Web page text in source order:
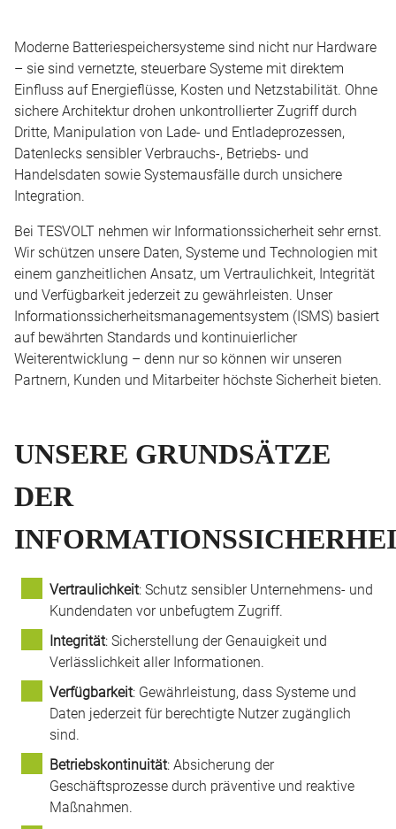
Moderne Batteriespeichersysteme sind nicht nur Hardware
– sie sind vernetzte, steuerbare Systeme mit direktem
Einfluss auf Energieflüsse, Kosten und Netzstabilität. Ohne
sichere Architektur drohen unkontrollierter Zugriff durch
Dritte, Manipulation von Lade- und Entladeprozessen,
Datenlecks sensibler Verbrauchs-, Betriebs- und
Handelsdaten sowie Systemausfälle durch unsichere
Integration.
Bei TESVOLT nehmen wir Informationssicherheit sehr ernst.
Wir schützen unsere Daten, Systeme und Technologien mit
einem ganzheitlichen Ansatz, um Vertraulichkeit, Integrität
und Verfügbarkeit jederzeit zu gewährleisten. Unser
Informationssicherheitsmanagementsystem (ISMS) basiert
auf bewährten Standards und kontinuierlicher
Weiterentwicklung – denn nur so können wir unseren
Partnern, Kunden und Mitarbeiter höchste Sicherheit bieten.
UNSERE GRUNDSÄTZE
DER
Vertraulichkeit: Schutz sensibler Unternehmens- und
Kundendaten vor unbefugtem Zugriff.
Integrität: Sicherstellung der Genauigkeit und
Verlässlichkeit aller Informationen.
Verfügbarkeit: Gewährleistung, dass Systeme und
Daten jederzeit für berechtigte Nutzer zugänglich
sind.
Betriebskontinuität: Absicherung der
Geschäftsprozesse durch präventive und reaktive
Maßnahmen.